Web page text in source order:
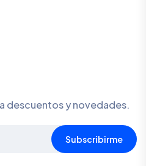
descuentos y novedades.
Subscribirme